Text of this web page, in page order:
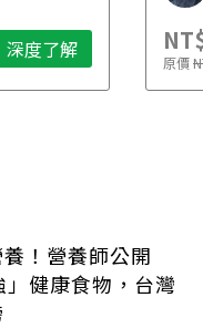
深度了解 原價
！營養師公開
」健康食物，台灣